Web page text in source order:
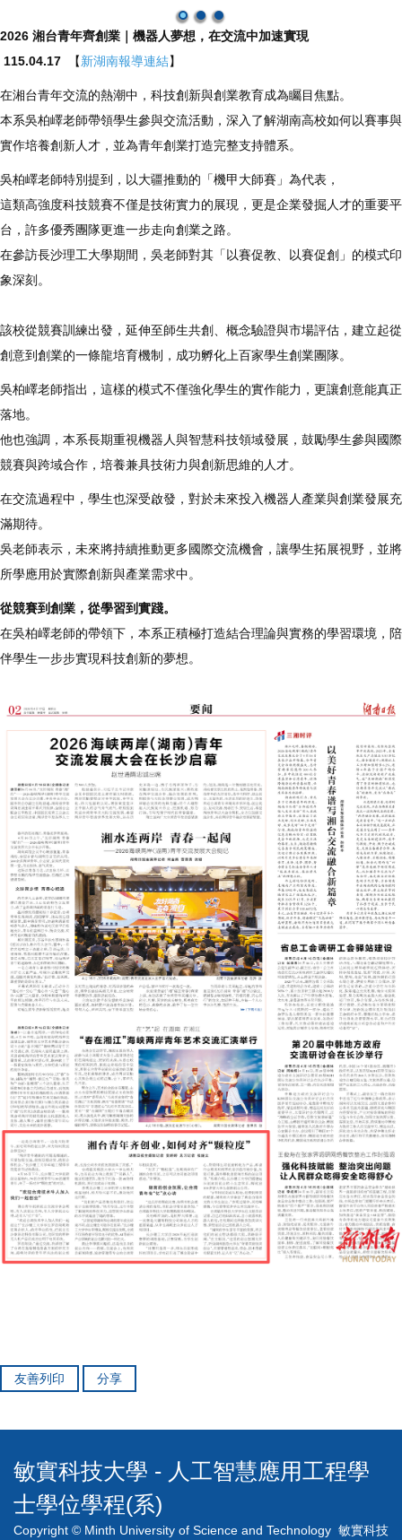
2026 湘台青年齊創業｜機器人夢想，在交流中加速實現
115.04.17
【新湖南報導連結】
在湘台青年交流的熱潮中，科技創新與創業教育成為矚目焦點。
本系吳柏嶧老師帶領學生參與交流活動，深入了解湖南高校如何以賽事與
實作培養創新人才，並為青年創業打造完整支持體系。
吳柏嶧老師特別提到，以大疆推動的「機甲大師賽」為代表，
這類高強度科技競賽不僅是技術實力的展現，更是企業發掘人才的重要平
台，許多優秀團隊更進一步走向創業之路。
在參訪長沙理工大學期間，吳老師對其「以賽促教、以賽促創」的模式印
象深刻。
該校從競賽訓練出發，延伸至師生共創、概念驗證與市場評估，建立起從
創意到創業的一條龍培育機制，成功孵化上百家學生創業團隊。
吳柏嶧老師指出，這樣的模式不僅強化學生的實作能力，更讓創意能真正
落地。
他也強調，本系長期重視機器人與智慧科技領域發展，鼓勵學生參與國際
競賽與跨域合作，培養兼具技術力與創新思維的人才。
在交流過程中，學生也深受啟發，對於未來投入機器人產業與創業發展充
滿期待。
吳老師表示，未來將持續推動更多國際交流機會，讓學生拓展視野，並將
所學應用於實際創新與產業需求中。
從競賽到創業，從學習到實踐。
在吳柏嶧老師的帶領下，本系正積極打造結合理論與實務的學習環境，陪
伴學生一步步實現科技創新的夢想。
友善列印 分享
敏實科技大學 - 人工智慧應用工程學
士學位學程(系)
Copyright © Minth University of Science and Technology 敏實科技